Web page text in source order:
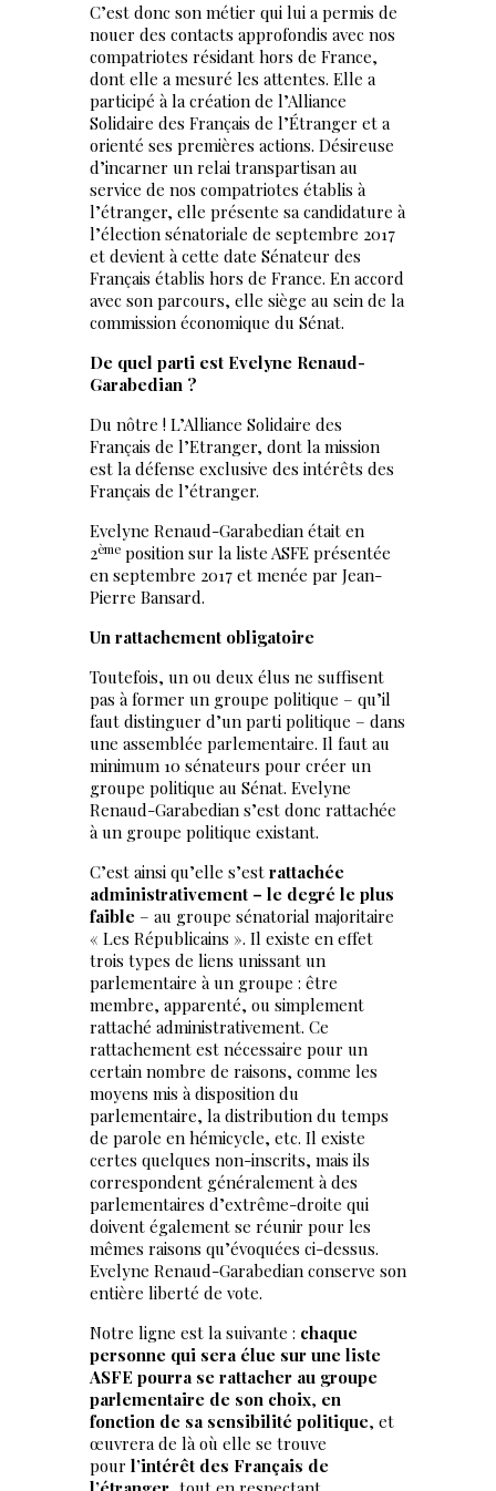
C’est donc son métier qui lui a permis de
nouer des contacts approfondis avec nos
compatriotes résidant hors de France,
dont elle a mesuré les attentes. Elle a
participé à la création de l’Alliance
Solidaire des Français de l’Étranger et a
orienté ses premières actions. Désireuse
d’incarner un relai transpartisan au
service de nos compatriotes établis à
l’étranger, elle présente sa candidature à
l’élection sénatoriale de septembre 2017
et devient à cette date Sénateur des
Français établis hors de France. En accord
avec son parcours, elle siège au sein de la
commission économique du Sénat.
De quel parti est Evelyne Renaud-
Garabedian ?
Du nôtre ! L’Alliance Solidaire des
Français de l’Etranger, dont la mission
est la défense exclusive des intérêts des
Français de l’étranger.
Evelyne Renaud-Garabedian était en
2èmeposition sur la liste ASFE présentée
en septembre 2017 et menée par Jean-
Pierre Bansard.
Un rattachement obligatoire
Toutefois, un ou deux élus ne suffisent
pas à former un groupe politique – qu’il
faut distinguer d’un parti politique – dans
une assemblée parlementaire. Il faut au
minimum 10 sénateurs pour créer un
groupe politique au Sénat. Evelyne
Renaud-Garabedian s’est donc rattachée
à un groupe politique existant.
C’est ainsi qu’elle s’est rattachée
administrativement – le degré le plus
faible– au groupe sénatorial majoritaire
« Les Républicains ». Il existe en effet
trois types de liens unissant un
parlementaire à un groupe : être
membre, apparenté, ou simplement
rattaché administrativement. Ce
rattachement est nécessaire pour un
certain nombre de raisons, comme les
moyens mis à disposition du
parlementaire, la distribution du temps
de parole en hémicycle, etc. Il existe
certes quelques non-inscrits, mais ils
correspondent généralement à des
parlementaires d’extrême-droite qui
doivent également se réunir pour les
mêmes raisons qu’évoquées ci-dessus.
Evelyne Renaud-Garabedian conserve son
entière liberté de vote.
Notre ligne est la suivante : chaque
personne qui sera élue sur une liste
ASFE pourra se rattacher au groupe
parlementaire de son choix, en
fonction de sa sensibilité politique, et
œuvrera de là où elle se trouve
pour l’intérêt des Français de